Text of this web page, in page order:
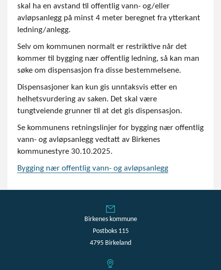
skal ha en avstand til offentlig vann- og/eller
avløpsanlegg på minst 4 meter beregnet fra ytterkant
ledning/anlegg.
Selv om kommunen normalt er restriktive når det
kommer til bygging nær offentlig ledning, så kan man
søke om dispensasjon fra disse bestemmelsene.
Dispensasjoner kan kun gis unntaksvis etter en
helhetsvurdering av saken. Det skal være
tungtveiende grunner til at det gis dispensasjon.
Se kommunens retningslinjer for bygging nær offentlig
vann- og avløpsanlegg vedtatt av Birkenes
kommunestyre 30.10.2025.
Bygging nær offentlig vann- og avløpsanlegg
Birkenes kommune
Postboks 115
4795 Birkeland